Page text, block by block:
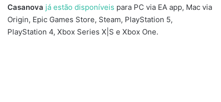
Casanova já estão disponíveis para PC via EA app, Mac via
Origin, Epic Games Store, Steam, PlayStation 5,
PlayStation 4, Xbox Series X|S e Xbox One.